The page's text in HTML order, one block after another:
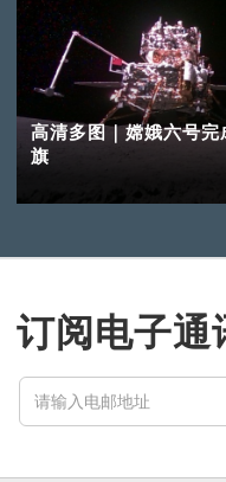
高清多图｜嫦娥六号
旗
订阅电子通